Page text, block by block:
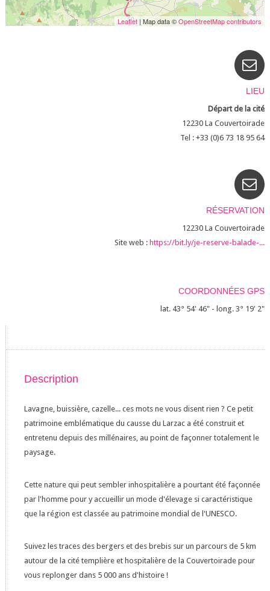
Leaflet | Map data ©OpenStreetMap contributors
LIEU
Départ de la cité
12230 La Couvertoirade
Tel : +33 (0)6 73 18 95 64
RÉSERVATION
12230 La Couvertoirade
Site web : https://bit.ly/je-reserve-balade-...
COORDONNÉES GPS
lat. 43° 54' 46" - long. 3° 19' 2"
Description
Lavagne, buissière, cazelle... ces mots ne vous disent rien ? Ce petit
patrimoine emblématique du causse du Larzac a été construit et
entretenu depuis des millénaires, au point de façonner totalement le
paysage.
Cette nature qui peut sembler inhospitalière a pourtant été façonnée
par l'homme pour y accueillir un mode d'élevage si caractéristique
que la région est classée au patrimoine mondial de l'UNESCO.
Suivez les traces des bergers et des brebis sur un parcours de 5 km
autour de la cité templière et hospitalière de la Couvertoirade pour
vous replonger dans 5 000 ans d'histoire !